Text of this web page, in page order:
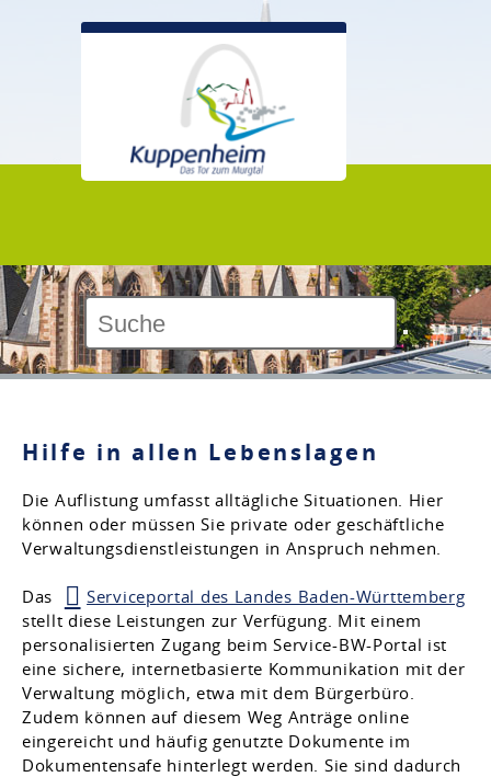
Hilfe in allen Lebenslagen
Die Auflistung umfasst alltägliche Situationen. Hier
können oder müssen Sie private oder geschäftliche
Verwaltungsdienstleistungen in Anspruch nehmen.
Das
Serviceportal des Landes Baden-Württemberg
stellt diese Leistungen zur Verfügung. Mit einem
personalisierten Zugang beim Service-BW-Portal ist
eine sichere, internetbasierte Kommunikation mit der
Verwaltung möglich, etwa mit dem Bürgerbüro.
Zudem können auf diesem Weg Anträge online
eingereicht und häufig genutzte Dokumente im
Dokumentensafe hinterlegt werden. Sie sind dadurch